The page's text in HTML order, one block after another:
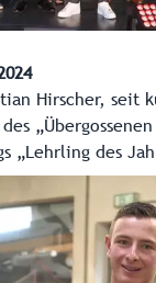
Hirscher, seit
„Lehrling des
der
Jahren rund 17